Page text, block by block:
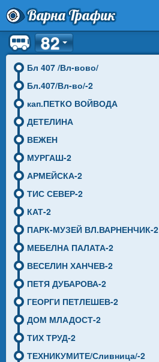
Варна Трафик
Спирка
Линия
Разписание
Инфо
82
Бл 407 /Вл-вово/
Бл.407/Вл-во/-2
кап.ПЕТКО ВОЙВОДА
ДЕТЕЛИНА
ВЕЖЕН
МУРГАШ-2
АРМЕЙСКА-2
ТИС СЕВЕР-2
КАТ-2
ПАРК-МУЗЕЙ ВЛ.ВАРНЕНЧИК-2
МЕБЕЛНА ПАЛАТА-2
ВЕСЕЛИН ХАНЧЕВ-2
ПЕТЯ ДУБАРОВА-2
ГЕОРГИ ПЕТЛЕШЕВ-2
ДОМ МЛАДОСТ-2
ТИХ ТРУД-2
ТЕХНИКУМИТЕ/Сливница/-2